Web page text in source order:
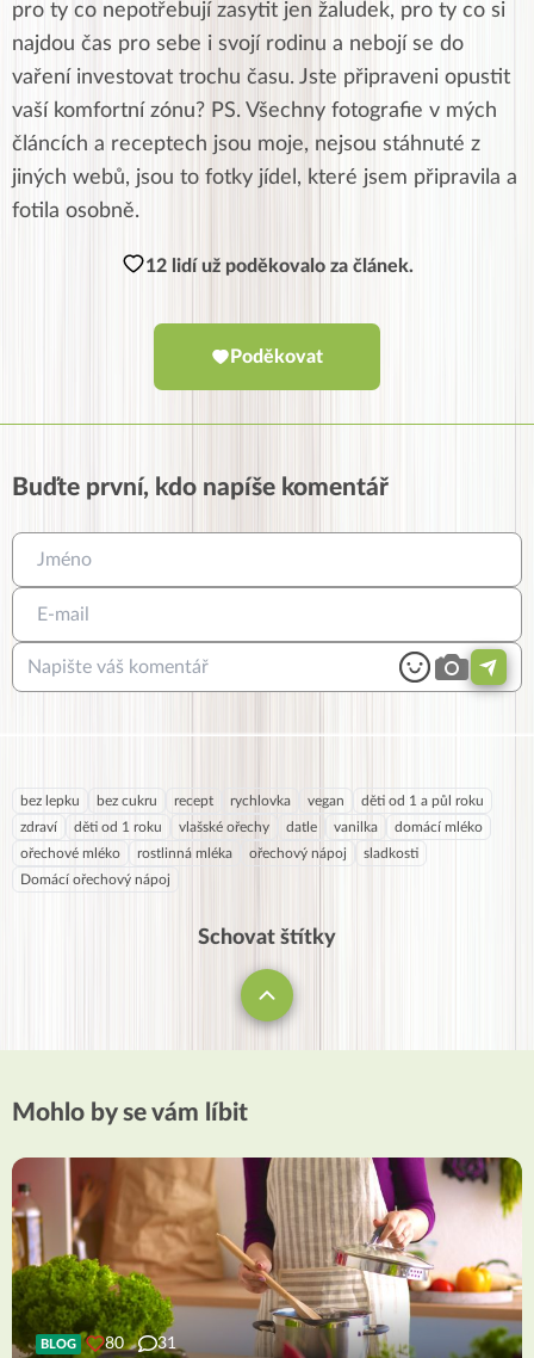
pro ty co nepotřebují zasytit jen žaludek, pro ty co si
najdou čas pro sebe i svojí rodinu a nebojí se do
vaření investovat trochu času. Jste připraveni opustit
vaší komfortní zónu? PS. Všechny fotografie v mých
článcích a receptech jsou moje, nejsou stáhnuté z
jiných webů, jsou to fotky jídel, které jsem připravila a
fotila osobně.
12 lidí už poděkovalo za článek.
Poděkovat
Buďte první, kdo napíše komentář
bez lepku bez cukru recept rychlovka vegan
děti od 1 a půl roku
zdraví
děti od 1 roku vlašské ořechy datle vanilka
domácí mléko
ořechové mléko
rostlinná mléka ořechový nápoj
sladkosti
Domácí ořechový nápoj
Schovat štítky
Mohlo by se vám líbit
BLOG 80 31